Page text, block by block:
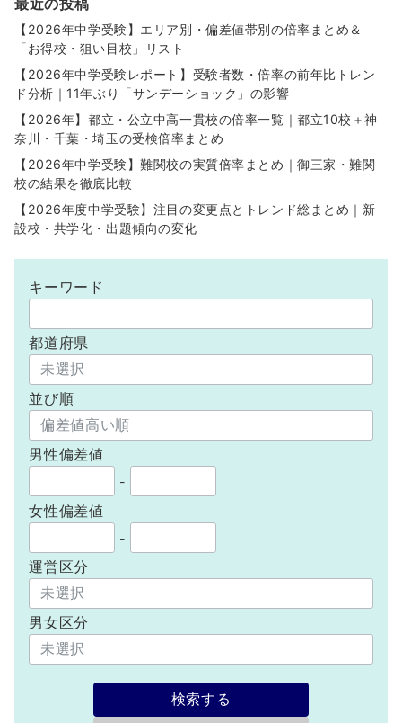
【2026年中学受験】エリア別・偏差値帯別の倍率まとめ＆
「お得校・狙い目校」リスト
【2026年中学受験レポート】受験者数・倍率の前年比トレン
ド分析｜11年ぶり「サンデーショック」の影響
【2026年】都立・公立中高一貫校の倍率一覧｜都立10校＋神
奈川・千葉・埼玉の受検倍率まとめ
【2026年中学受験】難関校の実質倍率まとめ｜御三家・難関
校の結果を徹底比較
【2026年度中学受験】注目の変更点とトレンド総まとめ｜新
設校・共学化・出題傾向の変化
キーワード
都道府県
並び順
男性偏差値
-
女性偏差値
-
運営区分
男女区分
検索する